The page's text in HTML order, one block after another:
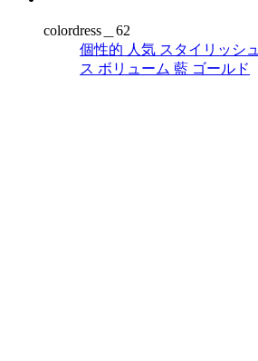
colordress＿62
個性的 人気 スタイリッシュ
ス ボリューム 藍 ゴールド